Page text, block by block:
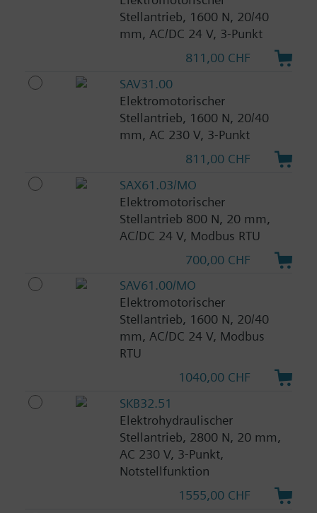
Stellantrieb, 1600 N, 20/40
mm, AC/DC 24 V, 3-Punkt
811,00 CHF
SAV31.00
Elektromotorischer
Stellantrieb, 1600 N, 20/40
mm, AC 230 V, 3-Punkt
811,00 CHF
SAX61.03/MO
Elektromotorischer
Stellantrieb 800 N, 20 mm,
AC/DC 24 V, Modbus RTU
700,00 CHF
SAV61.00/MO
Elektromotorischer
Stellantrieb, 1600 N, 20/40
mm, AC/DC 24 V, Modbus
RTU
1040,00 CHF
SKB32.51
Elektrohydraulischer
Stellantrieb, 2800 N, 20 mm,
AC 230 V, 3-Punkt,
Notstellfunktion
1555,00 CHF